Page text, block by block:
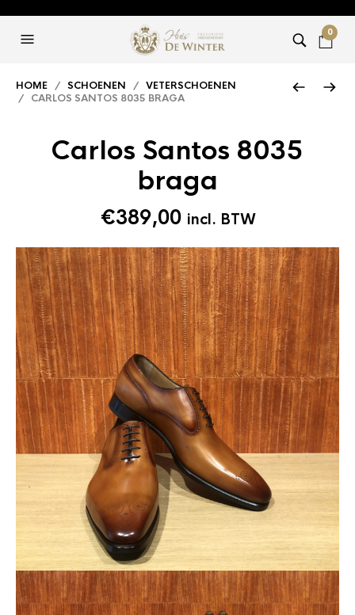
0
HOME / SCHOENEN / VETERSCHOENEN
/ CARLOS SANTOS 8035 BRAGA
Carlos Santos 8035
braga
€389,00 incl. BTW